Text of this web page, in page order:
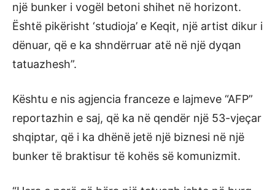
një bunker i vogël betoni shihet në horizont.
Është pikërisht ‘studioja’ e Keqit, një artist dikur i
dënuar, që e ka shndërruar atë në një dyqan
tatuazhesh”.
Kështu e nis agjencia franceze e lajmeve “AFP”
reportazhin e saj, që ka në qendër një 53-vjeçar
shqiptar, që i ka dhënë jetë një biznesi në një
bunker të braktisur të kohës së komunizmit.